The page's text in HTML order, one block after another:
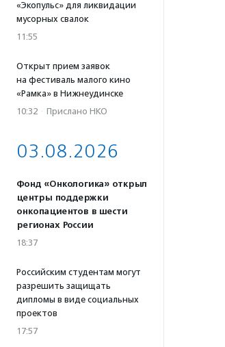
«Экопульс» для ликвидации
мусорных свалок
11:55
Открыт прием заявок
на фестиваль малого кино
«Рамка» в Нижнеудинске
10:32 · Прислано НКО
03.08.2026
Фонд «Онкологика» открыл
центры поддержки
онкопациентов в шести
регионах России
18:37
Российским студентам могут
разрешить защищать
дипломы в виде социальных
проектов
17:57